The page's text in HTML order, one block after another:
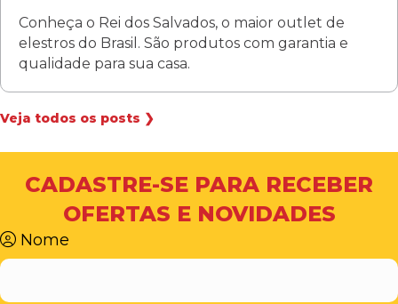
Conheça o Rei dos Salvados, o maior outlet de
elestros do Brasil. São produtos com garantia e
qualidade para sua casa.
Veja todos os posts ❯
CADASTRE-SE PARA RECEBER
OFERTAS E NOVIDADES
Nome